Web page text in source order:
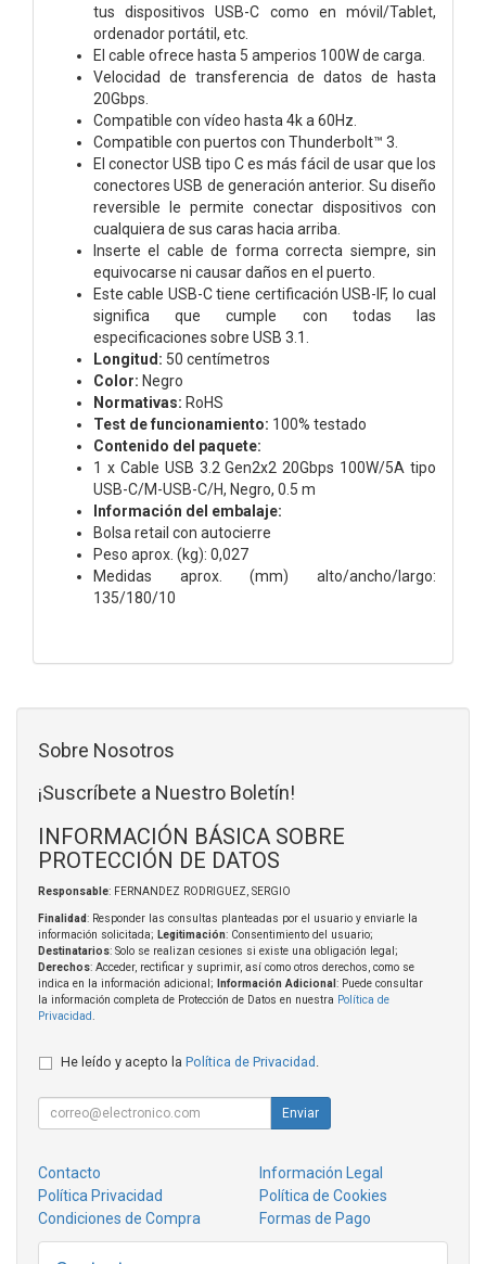
tus dispositivos USB-C como en móvil/Tablet,
ordenador portátil, etc.
El cable ofrece hasta 5 amperios 100W de carga.
Velocidad de transferencia de datos de hasta
20Gbps.
Compatible con vídeo hasta 4k a 60Hz.
Compatible con puertos con Thunderbolt™ 3.
El conector USB tipo C es más fácil de usar que los
conectores USB de generación anterior. Su diseño
reversible le permite conectar dispositivos con
cualquiera de sus caras hacia arriba.
Inserte el cable de forma correcta siempre, sin
equivocarse ni causar daños en el puerto.
Este cable USB-C tiene certificación USB-IF, lo cual
significa que cumple con todas las
especificaciones sobre USB 3.1.
Longitud: 50 centímetros
Color: Negro
Normativas: RoHS
Test de funcionamiento: 100% testado
Contenido del paquete:
1 x Cable USB 3.2 Gen2x2 20Gbps 100W/5A tipo
USB-C/M-USB-C/H, Negro, 0.5 m
Información del embalaje:
Bolsa retail con autocierre
Peso aprox. (kg): 0,027
Medidas aprox. (mm) alto/ancho/largo:
135/180/10
Sobre Nosotros
¡Suscríbete a Nuestro Boletín!
INFORMACIÓN BÁSICA SOBRE
PROTECCIÓN DE DATOS
Responsable: FERNANDEZ RODRIGUEZ, SERGIO
Finalidad: Responder las consultas planteadas por el usuario y enviarle la
información solicitada; Legitimación: Consentimiento del usuario;
Destinatarios: Solo se realizan cesiones si existe una obligación legal;
Derechos: Acceder, rectificar y suprimir, así como otros derechos, como se
indica en la información adicional;
Información Adicional : Puede consultar
la información completa de Protección de Datos en nuestra Política de
Privacidad
He leído y acepto la Política de Privacidad
Enviar
Contacto
Información Legal
Política Privacidad
Política de Cookies
Condiciones de Compra
Formas de Pago